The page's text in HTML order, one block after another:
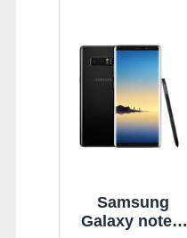
Samsung
Galaxy note 8